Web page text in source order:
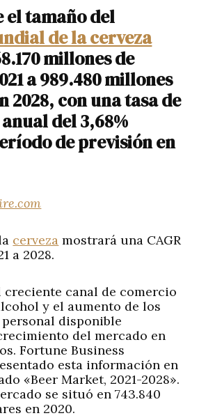
el tamaño del
de la cerveza
millones de
a 989.480 millones
2028, con una tasa de
del 3,68%
de previsión en
cerveza mostrará una CAGR
a 2028.
creciente canal de comercio
y el aumento de los
disponible
del mercado en
Fortune Business
esta información en
«Beer Market, 2021-2028».
se situó en 743.840
en 2020.